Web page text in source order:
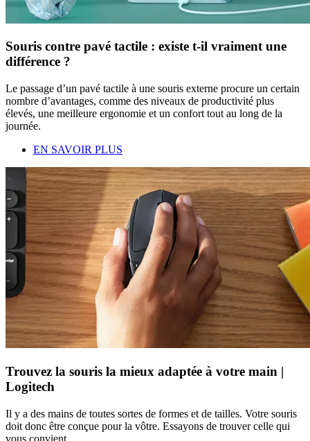
Souris contre pavé tactile : existe t-il vraiment une
différence ?
Le passage d’un pavé tactile à une souris externe procure un certain
nombre d’avantages, comme des niveaux de productivité plus
élevés, une meilleure ergonomie et un confort tout au long de la
journée.
EN SAVOIR PLUS
Trouvez la souris la mieux adaptée à votre main |
Logitech
Il y a des mains de toutes sortes de formes et de tailles. Votre souris
doit donc être conçue pour la vôtre. Essayons de trouver celle qui
vous convient.